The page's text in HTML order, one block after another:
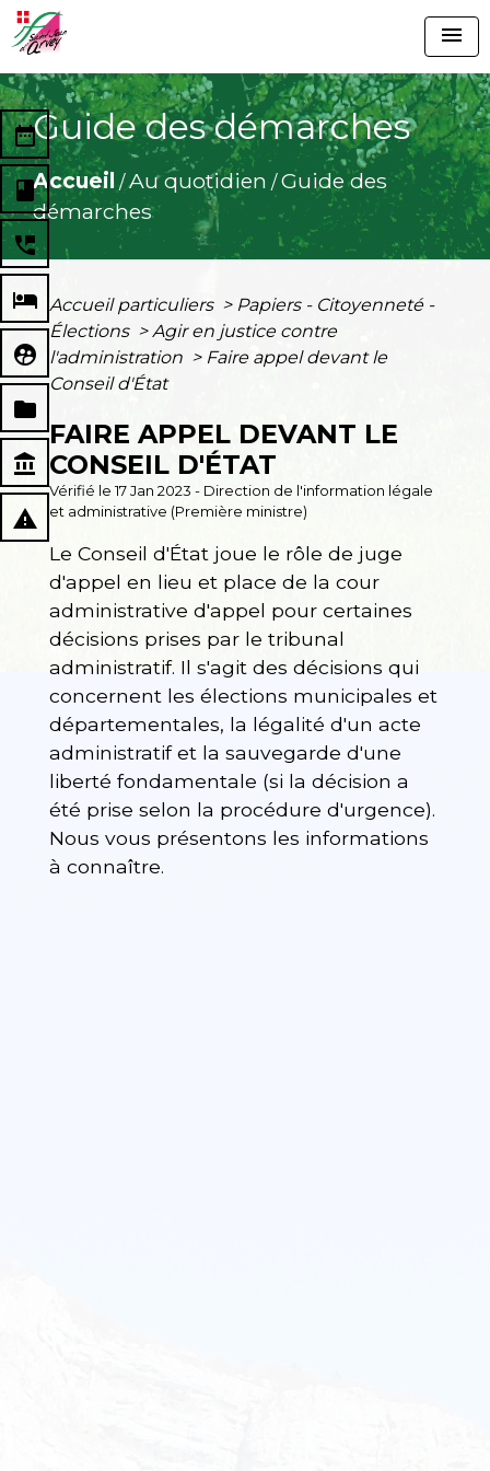
menu
Guide des démarches
Accueil/Au quotidien /Guide des
démarches
date_range
book
perm_phone_msg
local_hotel
supervised_user_circle
folder
account_balance
report_problem
Accueil particuliers > Papiers - Citoyenneté -
Élections > Agir en justice contre
l'administration > Faire appel devant le
Conseil d'État
FAIRE APPEL DEVANT LE
CONSEIL D'ÉTAT
Vérifié le 17 Jan 2023 - Direction de l'information légale
et administrative (Première ministre)
Le Conseil d'État joue le rôle de juge
d'appel en lieu et place de la cour
administrative d'appel pour certaines
décisions prises par le tribunal
administratif. Il s'agit des décisions qui
concernent les élections municipales et
départementales, la légalité d'un acte
administratif et la sauvegarde d'une
liberté fondamentale (si la décision a
été prise selon la procédure d'urgence).
Nous vous présentons les informations
à connaître.